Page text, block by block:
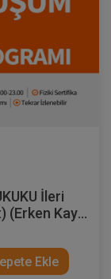
İleri
(Erken Kayıt
Ekle